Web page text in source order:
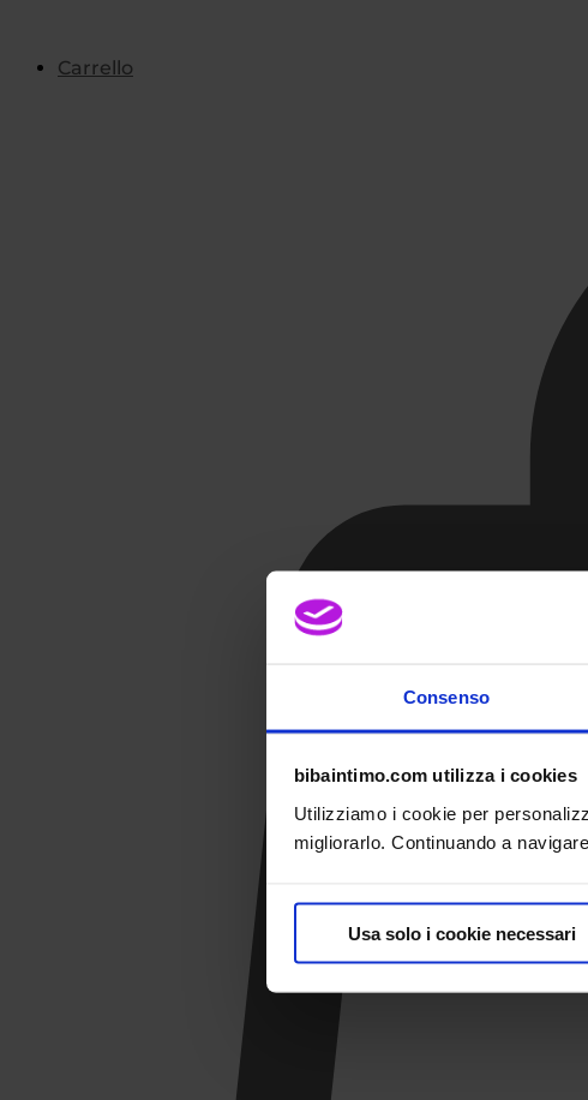
Consenso
bibaintimo.com utilizza i cookies
Utilizziamo i cookie per
migliorarlo. Continuando a
Usa solo i cookie necessari
Carrello